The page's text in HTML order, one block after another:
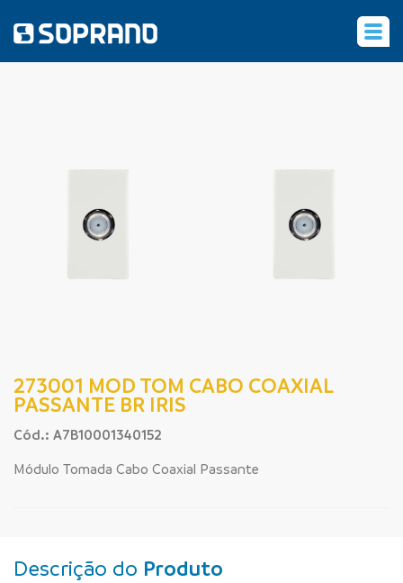
273001 MOD TOM CABO COAXIAL
PASSANTE BR IRIS
Cód.: A7B10001340152
Módulo Tomada Cabo Coaxial Passante
Descrição do Produto